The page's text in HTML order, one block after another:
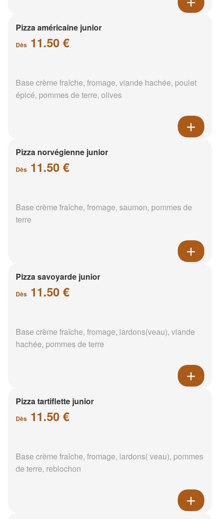
Pizza américaine junior
Dès 11.50 €
Base crème fraîche, fromage, viande hachée, poulet
épicé, pommes de terre, olives
Pizza norvégienne junior
Dès 11.50 €
Base crème fraîche, fromage, saumon, pommes de
terre
Pizza savoyarde junior
Dès 11.50 €
Base crème fraîche, fromage, lardons(veau), viande
hachée, pommes de terre
Pizza tartiflette junior
Dès 11.50 €
Base crème fraîche, fromage, lardons( veau), pommes
de terre, reblochon